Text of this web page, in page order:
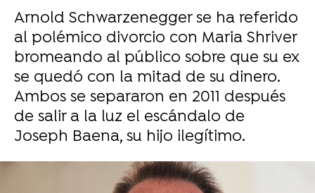
Arnold Schwarzenegger se ha referido
al polémico divorcio con Maria Shriver
bromeando al público sobre que su ex
se quedó con la mitad de su dinero.
Ambos se separaron en 2011 después
de salir a la luz el escándalo de
Joseph Baena, su hijo ilegítimo.
Vídeo: Getty | Foto: Reuters